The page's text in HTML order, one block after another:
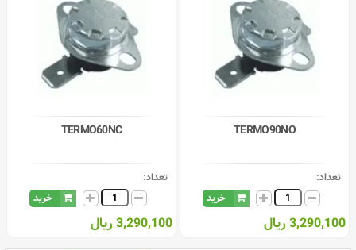
TERMO90NO
تعداد:
خرید
3,290,100 ریال
TERMO60NC
تعداد:
خرید
3,290,100 ریال